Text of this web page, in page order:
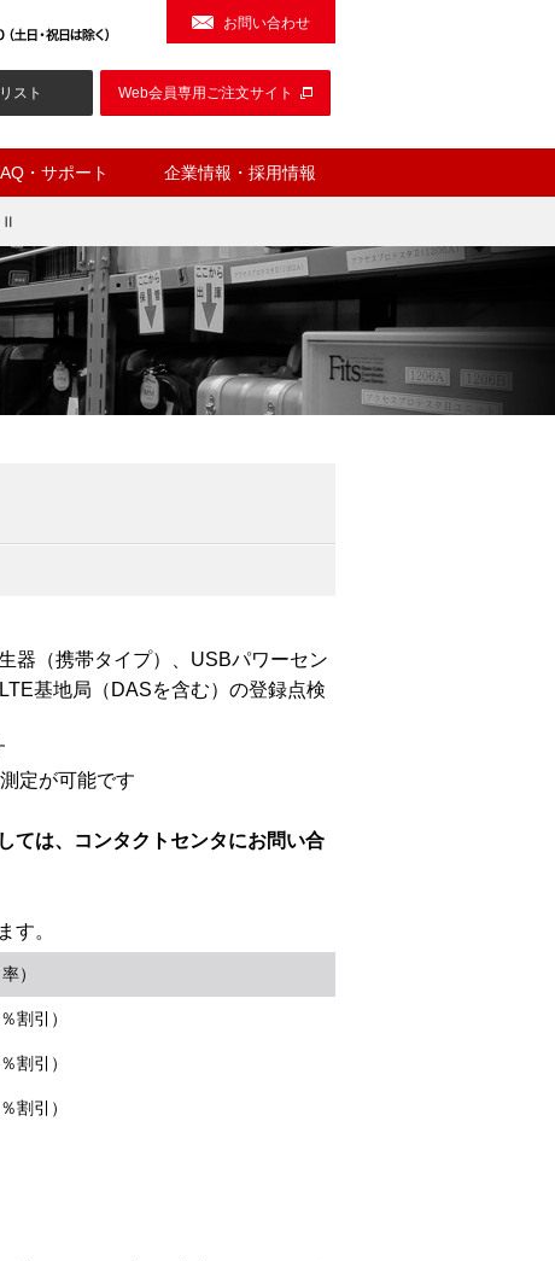
お問い合わせ
スト Web会員専用ご注文サイト
・サポート 企業情報・採用情報
Ⅱ
器（携帯タイプ）、USBパワーセン
基地局（DASを含む）の登録点検
定が可能です
ては、コンタクトセンタにお問い合
す。
）
割引）
割引）
割引）